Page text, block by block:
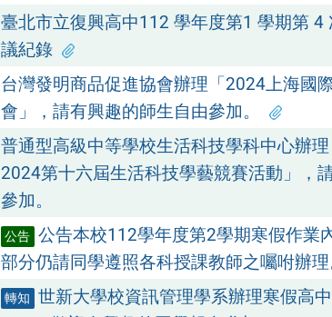
臺北市立復興高中112 學年度第1 學期第 4
議紀錄
台灣發明商品促進協會辦理「2024上海國
會」，請有興趣的師生自由參加。
普通型高級中等學校生活科技學科中心辦
2024第十六屆生活科技學藝競賽活動」，
參加。
公告 公告本校112學年度第2學期寒假作業
部分仍請同學遵照各科授課教師之囑咐辦理
轉知 世新大學校資訊管理學系辦理寒假高